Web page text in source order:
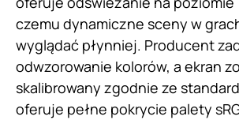
czemu dynamiczne sceny w
wyglądać płynniej. Producent
odwzorowanie kolorów, a ekran
skalibrowany zgodnie ze
oferuje pełne pokrycie palety